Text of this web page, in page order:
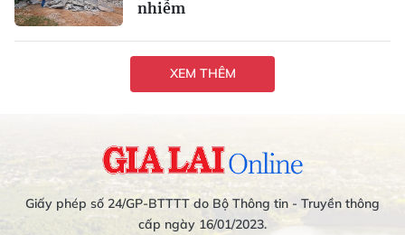
nhiễm
XEM THÊM
Giấy phép số 24/GP-BTTTT do Bộ Thông tin - Truyền thông
cấp ngày 16/01/2023.